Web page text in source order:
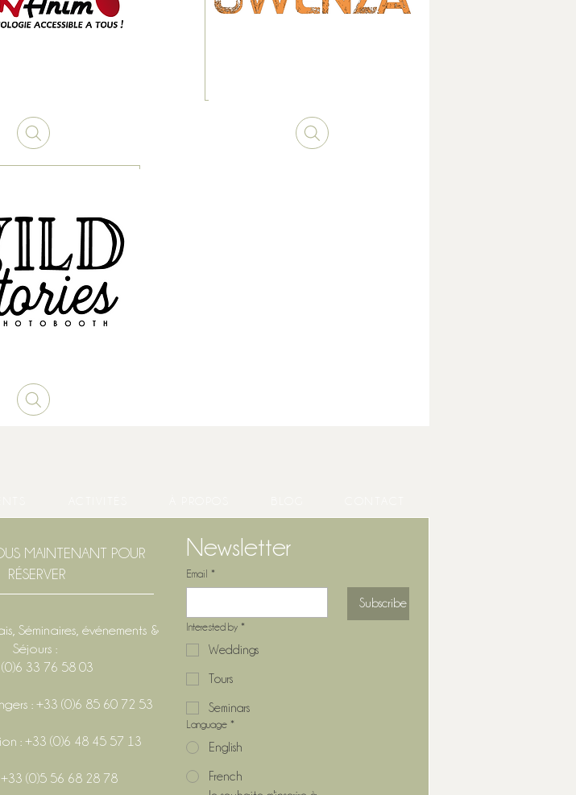
MAINTENANT POUR
RÉSERVER
Séminaires, événements &
Séjours :
33 76 58 03
: +33 (0)6 85 60 72 53
: +33 (0)6 48 45 57 13
+33 (0)5 56 68 28 78
Newsletter
Email *
Subscribe
Interested by *
Weddings
Tours
Seminars
Language *
English
French